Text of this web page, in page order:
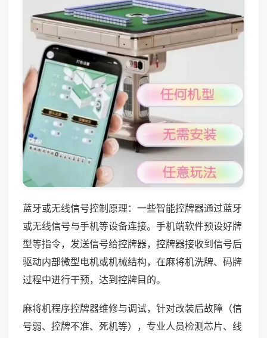
蓝牙或无线信号控制原理：一些智能控牌器通过蓝牙
或无线信号与手机等设备连接。手机端软件预设好牌
型等指令，发送信号给控牌器，控牌器接收到信号后
驱动内部微型电机或机械结构，在麻将机洗牌、码牌
过程中进行干预，达到控牌目的。
麻将机程序控牌器维修与调试，针对改装后故障（信
号弱、控牌不准、死机等），专业人员检测芯片、线